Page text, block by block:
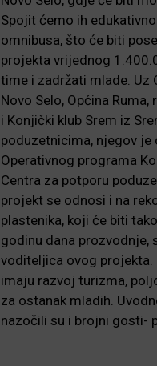
Spojit ćemo ih
omnibusa, što će biti
projekta vrijednog
time i zadržati mlade. Uz
Novo Selo, Općina
i Konjički klub Srem iz
poduzetnicima, njegov
Operativnog programa
Centra za potporu
projekt se odnosi i na
plastenika, koji će biti
godinu dana prozvodnje,
voditeljica ovog projekta.
imaju razvoj turizma,
za ostanak mladih.
nazočili su i brojni gosti-